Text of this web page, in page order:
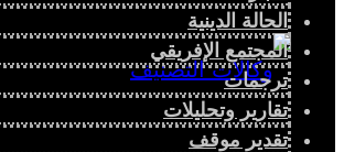
الحالة الدينية
المجتمع الإفريقي
ترجمات
تقارير وتحليلات
تقدير موقف